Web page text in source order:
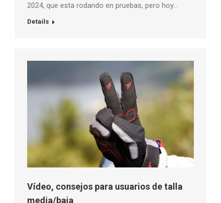
2024, que esta rodando en pruebas, pero hoy…
Details
Vídeo, consejos para usuarios de talla
media/baja